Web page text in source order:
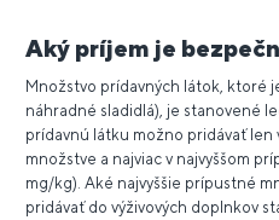
Aký príjem je
Množstvo prídavných látok, ktoré
náhradné sladidlá), je stanovené
prídavnú látku možno pridávať
množstve a najviac v najvyššom
mg/kg). Aké najvyššie prípustné
pridávať do výživových doplnkov